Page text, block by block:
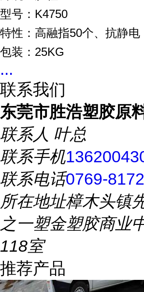
型号：K4750
特性：高融指50个、抗静电
包装：25KG
...
联系我们
东莞市胜浩塑胶原
联系人 叶总
联系手机
联系电话0769-
所在地址樟木头镇
之一塑金塑胶商业
118室
推荐产品